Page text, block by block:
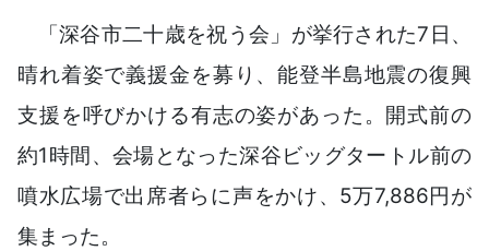
「深谷市二十歳を祝う会」が挙行された7日、
晴れ着姿で義援金を募り、能登半島地震の復興
支援を呼びかける有志の姿があった。開式前の
約1時間、会場となった深谷ビッグタートル前の
噴水広場で出席者らに声をかけ、5万7,886円が
集まった。